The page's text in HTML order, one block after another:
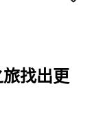
找出更